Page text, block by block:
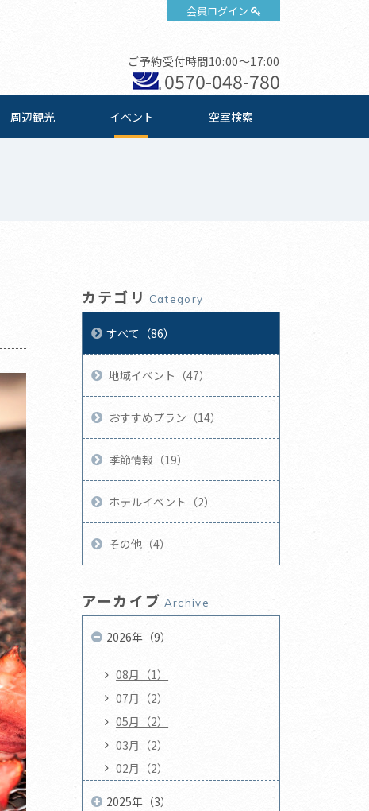
会員ログイン
ご予約受付時間10:00～17:00
0570-048-780
周辺観光 イベント 空室検索
カテゴリ Category
すべて（86）
地域イベント（47）
おすすめプラン（14）
季節情報（19）
ホテルイベント（2）
その他（4）
アーカイブ Archive
2026年（9）
08月（1）
07月（2）
05月（2）
03月（2）
02月（2）
2025年（3）